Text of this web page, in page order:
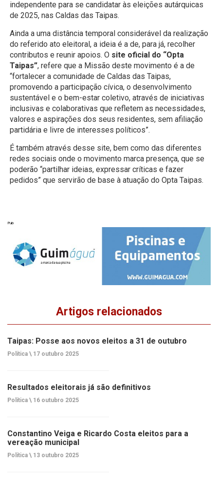
independente para se candidatar às eleições autárquicas
de 2025, nas Caldas das Taipas.
Ainda a uma distância temporal considerável da realização
do referido ato eleitoral, a ideia é a de, para já, recolher
contributos e reunir apoios. O site oficial do “Opta
Taipas”, refere que a Missão deste movimento é a de
“fortalecer a comunidade de Caldas das Taipas,
promovendo a participação cívica, o desenvolvimento
sustentável e o bem-estar coletivo, através de iniciativas
inclusivas e colaborativas que refletem as necessidades,
valores e aspirações dos seus residentes, sem afiliação
partidária e livre de interesses políticos”.
É também através desse site, bem como das diferentes
redes sociais onde o movimento marca presença, que se
poderão “partilhar ideias, expressar críticas e fazer
pedidos” que servirão de base à atuação do Opta Taipas.
Pub
Artigos relacionados
Taipas: Posse aos novos eleitos a 31 de outubro
Política \ 17 outubro 2025
Resultados eleitorais já são definitivos
Política \ 16 outubro 2025
Constantino Veiga e Ricardo Costa eleitos para a
vereação municipal
Política \ 13 outubro 2025